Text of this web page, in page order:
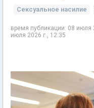
Сексуальное насилие
время публикации: 08 июля
июля 2026 г., 12:35